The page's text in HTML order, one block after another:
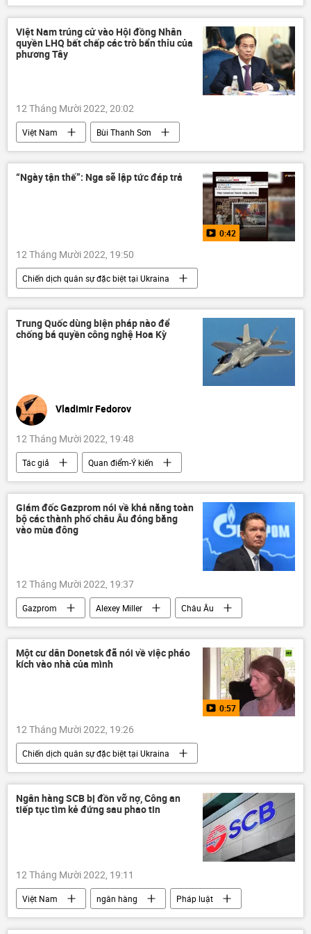
dầu khí Nga Chính trị
Việt Nam trúng cử vào Hội đồng Nhân
quyền LHQ bất chấp các trò bẩn thỉu của
phương Tây
12 Tháng Mười 2022, 20:02
Việt Nam
Bùi Thanh Sơn
Liên Hợp Quốc
Bộ Ngoại giao Việt Nam
Hội đồng Nhân quyền LHQ
Chính trị
“Ngày tận thế”: Nga sẽ lập tức đáp trả
0:42
12 Tháng Mười 2022, 19:50
Chiến dịch quân sự đặc biệt tại Ukraina
Cuộc khủng hoảng ở Ukraina
Ukraina
cầu Crưm
Thế giới
Nga
Donbass
Bộ Quốc phòng Nga
Trung Quốc dùng biện pháp nào để
chống bá quyền công nghệ Hoa Kỳ
Vladimir Fedorov
12 Tháng Mười 2022, 19:48
Tác giả
Quan điểm-Ý kiến
chuyên gia
Trung Quốc
Hoa Kỳ
Quân sự
F-35 trừng phạt
Giám đốc Gazprom nói về khả năng toàn
bộ các thành phố châu Âu đóng băng
vào mùa đông
12 Tháng Mười 2022, 19:37
Gazprom Alexey Miller
Châu Âu
mùa Đông
năng lượng
Nga
dầu khí
Thế giới
Các biện pháp trừng phạt chống Nga
Một cư dân Donetsk đã nói về việc pháo
kích vào nhà của mình
0:57
12 Tháng Mười 2022, 19:26
Chiến dịch quân sự đặc biệt tại Ukraina
Cuộc khủng hoảng ở Ukraina
Ukraina
Video từ Ukraina
DNR
Sáp nhập DNR, LNR, Zaporozhye và Kherson vào Nga
Ngân hàng SCB bị đồn vỡ nợ, Công an
tiếp tục tìm kẻ đứng sau phao tin
12 Tháng Mười 2022, 19:11
Việt Nam ngân hàng
Pháp luật
công an TP.HCM
Facebook